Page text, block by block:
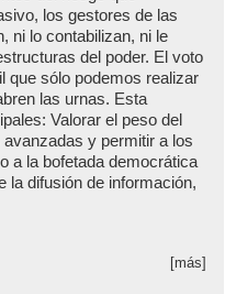
los gestores de las
ni lo contabilizan, ni le
del poder. El voto
que sólo podemos realizar
las urnas. Esta
Valorar el peso del
y permitir a los
a la bofetada democrática
la difusión de información,
[más]